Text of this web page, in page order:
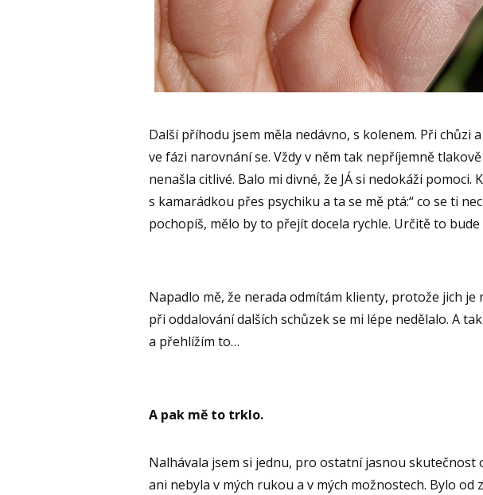
Další příhodu jsem měla nedávno, s kolenem. Při chůzi
ve fázi narovnání se. Vždy v něm tak nepříjemně
nenašla citlivé. Balo mi divné, že JÁ si nedokáži
s kamarádkou přes psychiku a ta se mě ptá:“ co se ti
pochopíš, mělo by to přejít docela rychle. Určitě to bude
Napadlo mě, že nerada odmítám klienty, protože jich je
při oddalování dalších schůzek se mi lépe nedělalo. A
a přehlížím to…
A pak mě to trklo.
Nalhávala jsem si jednu, pro ostatní jasnou skutečnost
ani nebyla v mých rukou a v mých možnostech. Bylo